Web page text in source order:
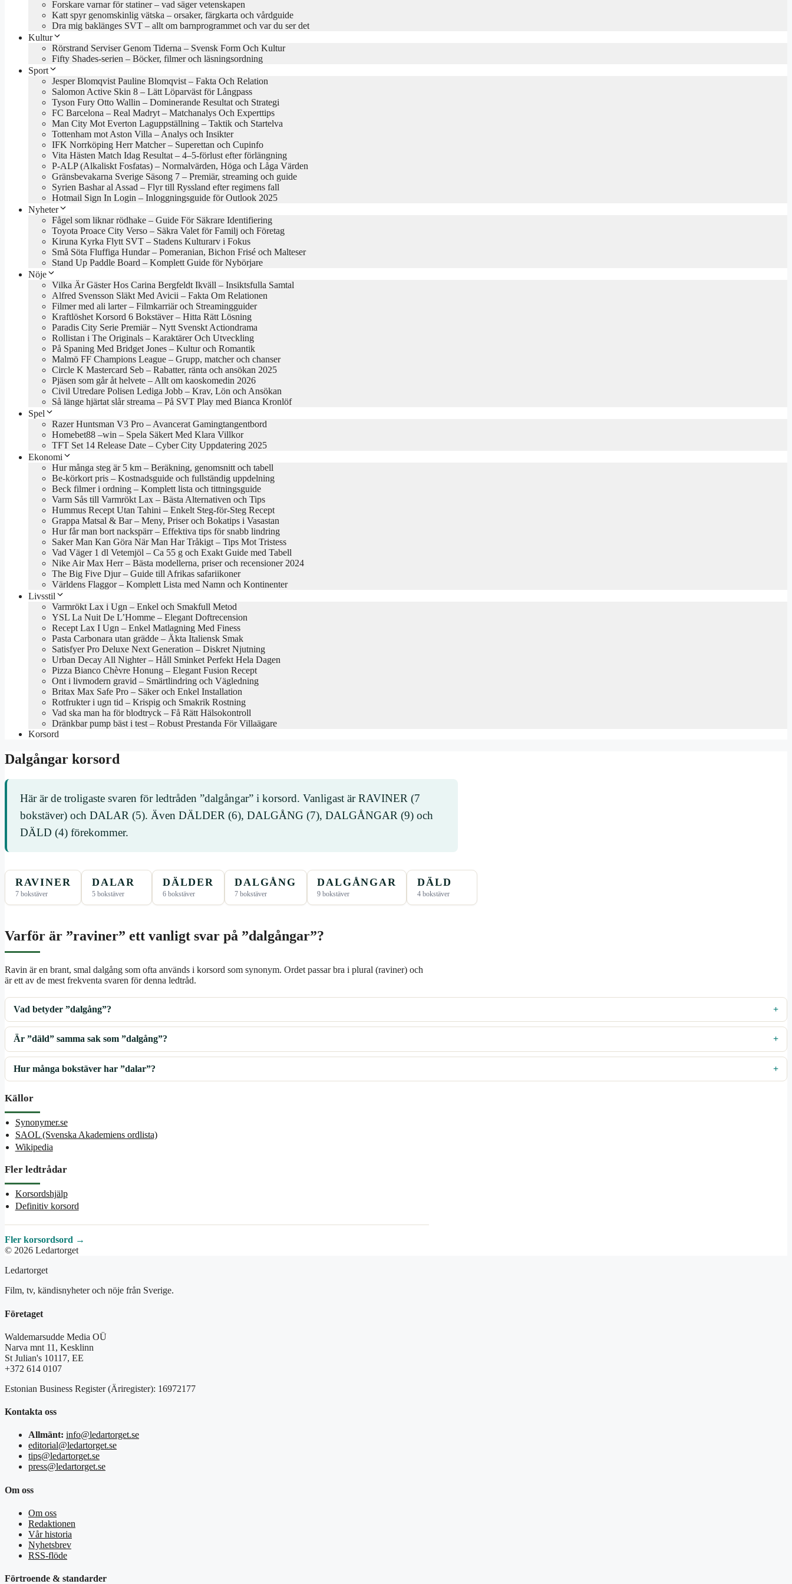
Forskare varnar för statiner – vad säger vetenskapen
Katt spyr genomskinlig vätska – orsaker, färgkarta och vårdguide
Dra mig baklänges SVT – allt om barnprogrammet och var du ser det
Kultur
Rörstrand Serviser Genom Tiderna – Svensk Form Och Kultur
Fifty Shades-serien – Böcker, filmer och läsningsordning
Sport
Jesper Blomqvist Pauline Blomqvist – Fakta Och Relation
Salomon Active Skin 8 – Lätt Löparväst för Långpass
Tyson Fury Otto Wallin – Dominerande Resultat och Strategi
FC Barcelona – Real Madryt – Matchanalys Och Experttips
Man City Mot Everton Laguppställning – Taktik och Startelva
Tottenham mot Aston Villa – Analys och Insikter
IFK Norrköping Herr Matcher – Superettan och Cupinfo
Vita Hästen Match Idag Resultat – 4–5-förlust efter förlängning
P-ALP (Alkaliskt Fosfatas) – Normalvärden, Höga och Låga Värden
Gränsbevakarna Sverige Säsong 7 – Premiär, streaming och guide
Syrien Bashar al Assad – Flyr till Ryssland efter regimens fall
Hotmail Sign In Login – Inloggningsguide för Outlook 2025
Nyheter
Fågel som liknar rödhake – Guide För Säkrare Identifiering
Toyota Proace City Verso – Säkra Valet för Familj och Företag
Kiruna Kyrka Flytt SVT – Stadens Kulturarv i Fokus
Små Söta Fluffiga Hundar – Pomeranian, Bichon Frisé och Malteser
Stand Up Paddle Board – Komplett Guide för Nybörjare
Nöje
Vilka Är Gäster Hos Carina Bergfeldt Ikväll – Insiktsfulla Samtal
Alfred Svensson Släkt Med Avicii – Fakta Om Relationen
Filmer med ali larter – Filmkarriär och Streamingguider
Kraftlöshet Korsord 6 Bokstäver – Hitta Rätt Lösning
Paradis City Serie Premiär – Nytt Svenskt Actiondrama
Rollistan i The Originals – Karaktärer Och Utveckling
På Spaning Med Bridget Jones – Kultur och Romantik
Malmö FF Champions League – Grupp, matcher och chanser
Circle K Mastercard Seb – Rabatter, ränta och ansökan 2025
Pjäsen som går åt helvete – Allt om kaoskomedin 2026
Civil Utredare Polisen Lediga Jobb – Krav, Lön och Ansökan
Så länge hjärtat slår streama – På SVT Play med Bianca Kronlöf
Spel
Razer Huntsman V3 Pro – Avancerat Gamingtangentbord
Homebet88 –win – Spela Säkert Med Klara Villkor
TFT Set 14 Release Date – Cyber City Uppdatering 2025
Ekonomi
Hur många steg är 5 km – Beräkning, genomsnitt och tabell
Be-körkort pris – Kostnadsguide och fullständig uppdelning
Beck filmer i ordning – Komplett lista och tittningsguide
Varm Sås till Varmrökt Lax – Bästa Alternativen och Tips
Hummus Recept Utan Tahini – Enkelt Steg-för-Steg Recept
Grappa Matsal & Bar – Meny, Priser och Bokatips i Vasastan
Hur får man bort nackspärr – Effektiva tips för snabb lindring
Saker Man Kan Göra När Man Har Tråkigt – Tips Mot Tristess
Vad Väger 1 dl Vetemjöl – Ca 55 g och Exakt Guide med Tabell
Nike Air Max Herr – Bästa modellerna, priser och recensioner 2024
The Big Five Djur – Guide till Afrikas safariikoner
Världens Flaggor – Komplett Lista med Namn och Kontinenter
Livsstil
Varmrökt Lax i Ugn – Enkel och Smakfull Metod
YSL La Nuit De L’Homme – Elegant Doftrecension
Recept Lax I Ugn – Enkel Matlagning Med Finess
Pasta Carbonara utan grädde – Äkta Italiensk Smak
Satisfyer Pro Deluxe Next Generation – Diskret Njutning
Urban Decay All Nighter – Håll Sminket Perfekt Hela Dagen
Pizza Bianco Chèvre Honung – Elegant Fusion Recept
Ont i livmodern gravid – Smärtlindring och Vägledning
Britax Max Safe Pro – Säker och Enkel Installation
Rotfrukter i ugn tid – Krispig och Smakrik Rostning
Vad ska man ha för blodtryck – Få Rätt Hälsokontroll
Dränkbar pump bäst i test – Robust Prestanda För Villaägare
Korsord
Dalgångar korsord
Här är de troligaste svaren för ledtråden ”dalgångar” i korsord. Vanligast är RAVINER (7
bokstäver) och DALAR (5). Även DÄLDER (6), DALGÅNG (7), DALGÅNGAR (9) och
DÄLD (4) förekommer.
RAVINER
7 bokstäver
DALAR
5 bokstäver
DÄLDER
6 bokstäver
DALGÅNG
7 bokstäver
DALGÅNGAR
9 bokstäver
DÄLD
4 bokstäver
Varför är ”raviner” ett vanligt svar på ”dalgångar”?
Ravin är en brant, smal dalgång som ofta används i korsord som synonym. Ordet passar bra i plural (raviner) och
är ett av de mest frekventa svaren för denna ledtråd.
Vad betyder ”dalgång”?
Är ”däld” samma sak som ”dalgång”?
Hur många bokstäver har ”dalar”?
Källor
Synonymer.se
SAOL (Svenska Akademiens ordlista)
Wikipedia
Fler ledtrådar
Korsordshjälp
Definitiv korsord
Fler korsordsord →
© 2026 Ledartorget
Ledartorget
Film, tv, kändisnyheter och nöje från Sverige.
Företaget
Waldemarsudde Media OÜ
Narva mnt 11, Kesklinn
St Julian's 10117, EE
+372 614 0107
Estonian Business Register (Äriregister): 16972177
Kontakta oss
Allmänt: info@ledartorget.se
editorial@ledartorget.se
tips@ledartorget.se
press@ledartorget.se
Om oss
Om oss
Redaktionen
Vår historia
Nyhetsbrev
RSS-flöde
Förtroende & standarder